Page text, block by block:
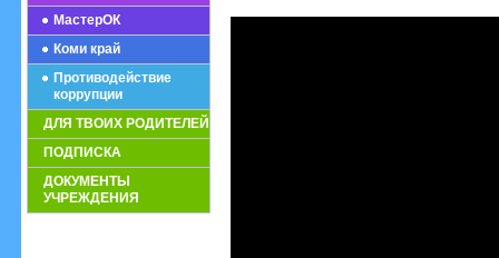
МастерОК
Коми край
Противодействие
коррупции
ДЛЯ ТВОИХ РОДИТЕЛЕЙ
ПОДПИСКА
ДОКУМЕНТЫ
УЧРЕЖДЕНИЯ